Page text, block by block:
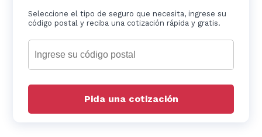
Seleccione el tipo de seguro que necesita, ingrese su
código postal y reciba una cotización rápida y gratis.
Pida una cotización